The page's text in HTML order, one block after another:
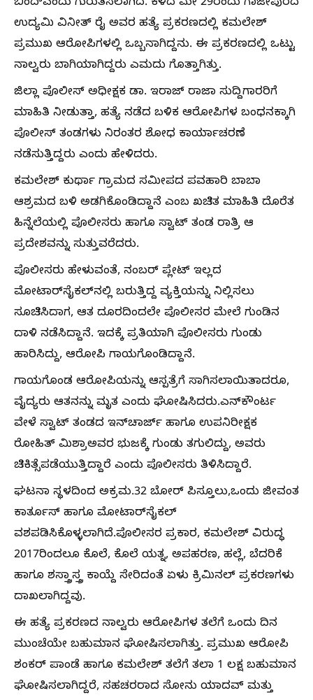
ಬಿಂದ್‌‍ಎಂದು ಗುರುತಿಸಲಾಗಿದೆ. ಕಳೆದ ಮೇ 29ರಂದು ಗಾಜೀಪುರದ
ಉದ್ಯಮಿ ವಿನೀತ್‌ ರೈ ಅವರ ಹತ್ಯೆ ಪ್ರಕರಣದಲ್ಲಿ ಕಮಲೇಶ್‌
ಪ್ರಮುಖ ಆರೋಪಿಗಳಲ್ಲಿ ಒಬ್ಬನಾಗಿದ್ದನು. ಈ ಪ್ರಕರಣದಲ್ಲಿ ಒಟ್ಟು
ನಾಲ್ವರು ಬಾಗಿಯಾಗಿದ್ದರು ಎಮದು ಗೊತ್ತಾಗಿತ್ತು.
ಜಿಲ್ಲಾ ಪೊಲೀಸ್‌‍ ಅಧೀಕ್ಷಕ ಡಾ. ಇರಾಜ್‌ ರಾಜಾ ಸುದ್ದಿಗಾರರಿಗೆ
ಮಾಹಿತಿ ನೀಡುತ್ತಾ, ಹತ್ಯೆ ನಡೆದ ಬಳಿಕ ಆರೋಪಿಗಳ ಬಂಧನಕ್ಕಾಗಿ
ಪೊಲೀಸ್‌‍ ತಂಡಗಳು ನಿರಂತರ ಶೋಧ ಕಾರ್ಯಾಚರಣೆ
ನಡೆಸುತ್ತಿದ್ದರು ಎಂದು ಹೇಳಿದರು.
ಕಮಲೇಶ್‌ ಕುರ್ಥಾ ಗ್ರಾಮದ ಸಮೀಪದ ಪವಹಾರಿ ಬಾಬಾ
ಆಶ್ರಮದ ಬಳಿ ಅಡಗಿಕೊಂಡಿದ್ದಾನೆ ಎಂಬ ಖಚಿತ ಮಾಹಿತಿ ದೊರೆತ
ಹಿನ್ನೆಲೆಯಲ್ಲಿ ಪೊಲೀಸರು ಹಾಗೂ ಸ್ವಾಟ್‌ ತಂಡ ರಾತ್ರಿ ಆ
ಪ್ರದೇಶವನ್ನು ಸುತ್ತುವರೆದರು.
ಪೊಲೀಸರು ಹೇಳುವಂತೆ, ನಂಬರ್‌ ಪ್ಲೇಟ್‌ ಇಲ್ಲದ
ಮೋಟಾರ್‌ಸೈಕಲ್‌ನಲ್ಲಿ ಬರುತ್ತಿದ್ದ ವ್ಯಕ್ತಿಯನ್ನು ನಿಲ್ಲಿಸಲು
ಸೂಚಿಸಿದಾಗ, ಆತ ದೂರದಿಂದಲೇ ಪೊಲೀಸರ ಮೇಲೆ ಗುಂಡಿನ
ದಾಳಿ ನಡೆಸಿದ್ದಾನೆ. ಇದಕ್ಕೆ ಪ್ರತಿಯಾಗಿ ಪೊಲೀಸರು ಗುಂಡು
ಹಾರಿಸಿದ್ದು, ಆರೋಪಿ ಗಾಯಗೊಂಡಿದ್ದಾನೆ.
ಗಾಯಗೊಂಡ ಆರೋಪಿಯನ್ನು ಆಸ್ಪತ್ರೆಗೆ ಸಾಗಿಸಲಾಯಿತಾದರೂ,
ವೈದ್ಯರು ಆತನನ್ನು ಮೃತ ಎಂದು ಘೋಷಿಸಿದರು.ಎನ್‌ಕೌಂರ್ಟ
ವೇಳೆ ಸ್ವಾಟ್‌ ತಂಡದ ಇನ್‌ಚಾರ್ಜ್‌ ಹಾಗೂ ಉಪನಿರೀಕ್ಷಕ
ರೋಹಿತ್‌ ಮಿಶ್ರಾಅವರ ಭುಜಕ್ಕೆ ಗುಂಡು ತಗುಲಿದ್ದು, ಅವರು
ಚಿಕಿತ್ಸೆಪಡೆಯುತ್ತಿದ್ದಾರೆ ಎಂದು ಪೊಲೀಸರು ತಿಳಿಸಿದ್ದಾರೆ.
ಘಟನಾ ಸ್ಥಳದಿಂದ ಅಕ್ರಮ.32 ಬೋರ್‌ ಪಿಸ್ತೂಲು,ಒಂದು ಜೀವಂತ
ಕಾರ್ತೂಸ್‌‍ ಹಾಗೂ ಮೋಟಾರ್‌ಸೈಕಲ್‌‍
ವಶಪಡಿಸಿಕೊಳ್ಳಲಾಗಿದೆ.ಪೊಲೀಸರ ಪ್ರಕಾರ, ಕಮಲೇಶ್‌ ವಿರುದ್ಧ
2017ರಿಂದಲೂ ಕೊಲೆ, ಕೊಲೆ ಯತ್ನ, ಅಪಹರಣ, ಹಲ್ಲೆ, ಬೆದರಿಕೆ
ಹಾಗೂ ಶಸ್ತ್ರಾಸ್ತ್ರ ಕಾಯ್ದೆ ಸೇರಿದಂತೆ ಏಳು ಕ್ರಿಮಿನಲ್‌ ಪ್ರಕರಣಗಳು
ದಾಖಲಾಗಿದ್ದವು.
ಈ ಹತ್ಯೆ ಪ್ರಕರಣದ ನಾಲ್ವರು ಆರೋಪಿಗಳ ತಲೆಗೆ ಒಂದು ದಿನ
ಮುಂಚೆಯೇ ಬಹುಮಾನ ಘೋಷಿಸಲಾಗಿತ್ತು. ಪ್ರಮುಖ ಆರೋಪಿ
ಶಂಕರ್‌ ಪಾಂಡೆ ಹಾಗೂ ಕಮಲೇಶ್‌ ತಲೆಗೆ ತಲಾ 1 ಲಕ್ಷ ಬಹುಮಾನ
ಘೋಷಿಸಲಾಗಿದ್ದರೆ, ಸಹಚರರಾದ ಸೋನು ಯಾದವ್‌‍ ಮತ್ತು